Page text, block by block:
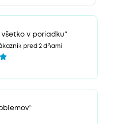
v poriadku“
pred 2 dňami